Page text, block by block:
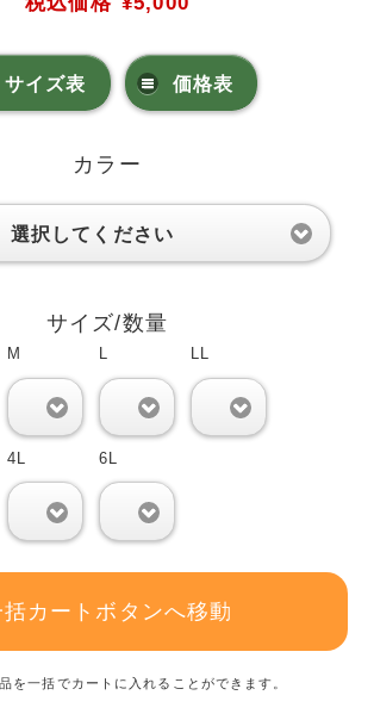
サイズ表 価格表
カラー
選択してください
サイズ/数量
M L LL
4L 6L
括カートボタンへ移動
を一括でカートに入れることができます。